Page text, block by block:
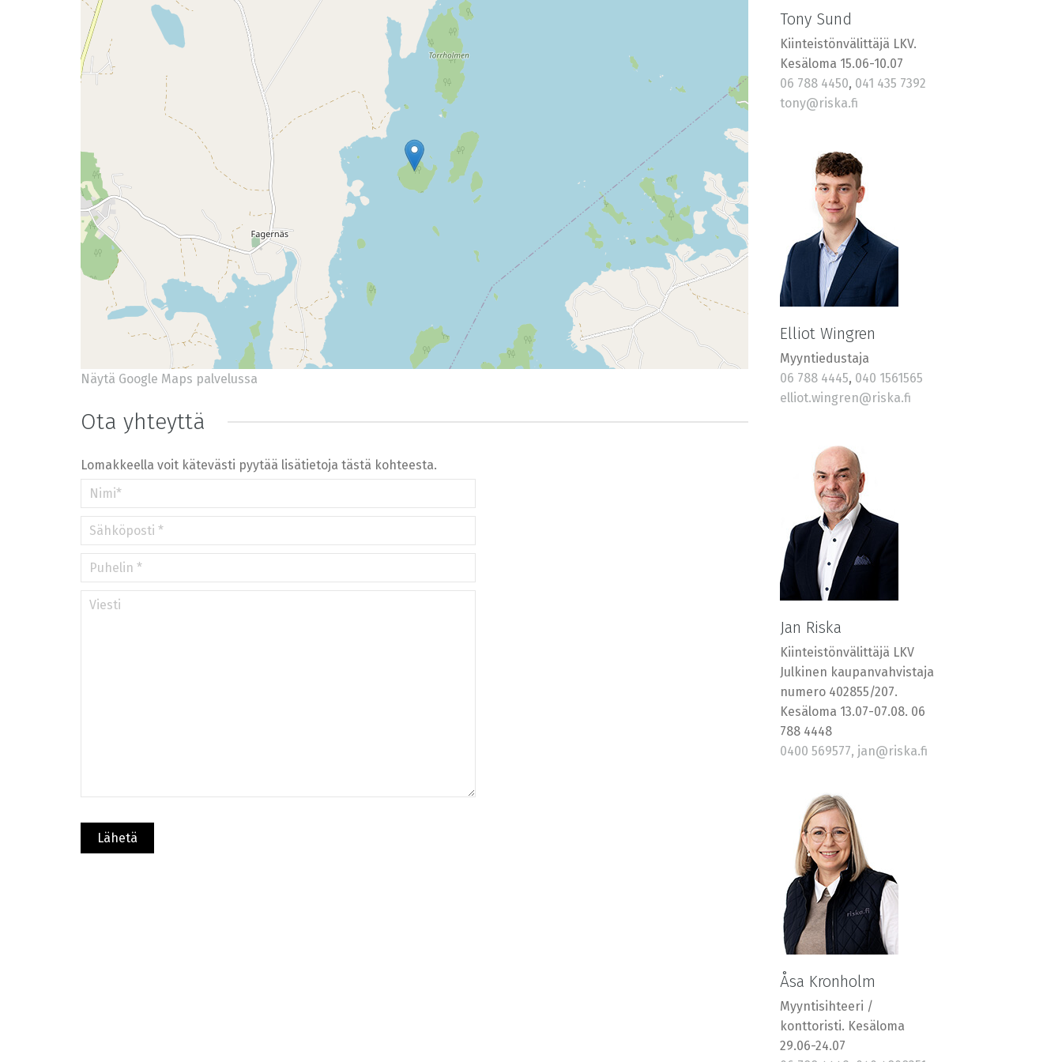
+
−
©OpenStreetMap contributors.
»
Näytä Google Maps palvelussa
Ota yhteyttä
Lomakkeella voit kätevästi pyytää lisätietoja tästä kohteesta.
Tony Sund
Kiinteistönvälittäjä LKV.
Kesäloma 15.06-10.07
06 788 4450, 041 435 7392
tony@riska.fi
Elliot Wingren
Myyntiedustaja
06 788 4445, 040 1561565
elliot.wingren@riska.fi
Jan Riska
Kiinteistönvälittäjä LKV
Julkinen kaupanvahvistaja
numero 402855/207.
Kesäloma 13.07-07.08. 06
788 4448
0400 569577, jan@riska.fi
Åsa Kronholm
Myyntisihteeri /
konttoristi. Kesäloma
29.06-24.07